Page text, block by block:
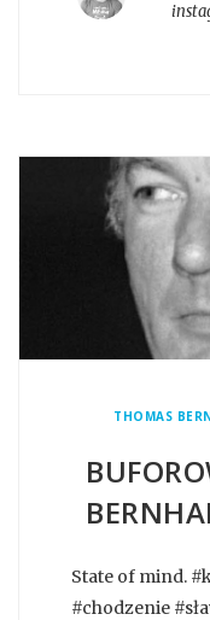
THOMAS
State of mind.
#chodzenie